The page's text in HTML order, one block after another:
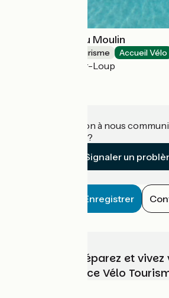
La Résidence du Moulin
Résidences de tourisme Accueil Vélo
Tourrettes-sur-Loup
Une information à nous
établissement ?
Signaler un
Enregistrer
Choisissez, préparez et
vélo avec France Vélo